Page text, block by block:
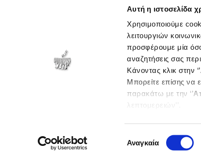
Αυτή η ιστοσελίδα
Χρησιμοποιούμε
λειτουργιών
προσφέρουμε μία όσο
αναζητήσεις σας
Κάνοντας κλικ στην ‘’
Μπορείτε επίσης να
παρακάτω με την ‘’
λεπτομερειών’’.
συγκατάθεσης
Αναγκαία
Ασκληπιού 1-3, Αθήνα 106 79
politeianet.gr All rights reserved.